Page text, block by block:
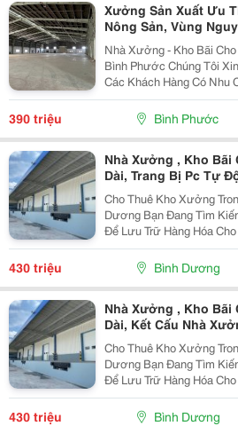
Xưởng Sản Xuất Ưu
Nông Sản, Vùng
Nhu Cầu Sx
Nhà Xưởng - Kho Bãi
Bình Phước Chúng Tôi
Các Khách Hàng Có Nhu
Bãi, Với Diện Tích Lớn
Đồng Phú, Bình Phước.
390 triệu Bình Phước
Nhà Xưởng , Kho Bãi
Dài, Trang Bị Pc Tự
Ngành Nghề
Cho Thuê Kho Xưởng
Dương Bạn Đang Tìm Kiếm Một Không Gian Lý Tưởng
Để Lưu Trữ Hàng Hóa
Với Chúng Tôi Tại Kcn
Chúng Tôi Cung Cấp
430 triệu Bình Dương
Nhà Xưởng , Kho Bãi
Dài, Kết Cấu Nhà
Mọi Nhu Cầu
Cho Thuê Kho Xưởng
Dương Bạn Đang Tìm Kiếm Một Không Gian Lý Tưởng
Để Lưu Trữ Hàng Hóa
Với Chúng Tôi Tại Kcn
Chúng Tôi Cung Cấp
430 triệu Bình Dương